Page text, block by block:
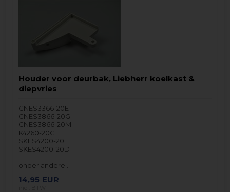
Houder voor deurbak, Liebherr koelkast &
diepvries
CNES3366-20E
CNES3866-20G
CNES3866-20M
K4260-20G
SKES4200-20
SKES4200-20D
onder andere…
14,95 EUR